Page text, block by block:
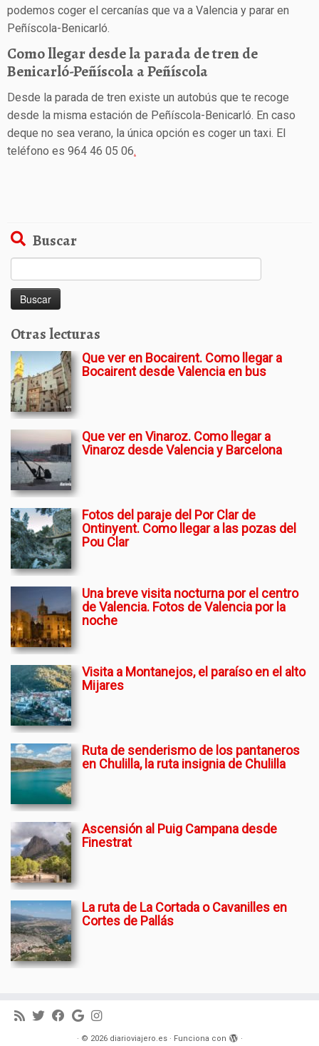
podemos coger el cercanías que va a Valencia y parar en
Peñíscola-Benicarló.
Como llegar desde la parada de tren de
Benicarló-Peñíscola a Peñíscola
Desde la parada de tren existe un autobús que te recoge
desde la misma estación de Peñíscola-Benicarló. En caso
deque no sea verano, la única opción es coger un taxi. El
teléfono es 964 46 05 06.
Buscar
Otras lecturas
Que ver en Bocairent. Como llegar a
Bocairent desde Valencia en bus
Que ver en Vinaroz. Como llegar a
Vinaroz desde Valencia y Barcelona
Fotos del paraje del Por Clar de
Ontinyent. Como llegar a las pozas del
Pou Clar
Una breve visita nocturna por el centro
de Valencia. Fotos de Valencia por la
noche
Visita a Montanejos, el paraíso en el alto
Mijares
Ruta de senderismo de los pantaneros
en Chulilla, la ruta insignia de Chulilla
Ascensión al Puig Campana desde
Finestrat
La ruta de La Cortada o Cavanilles en
Cortes de Pallás
· © 2026 diarioviajero.es· Funciona con ·